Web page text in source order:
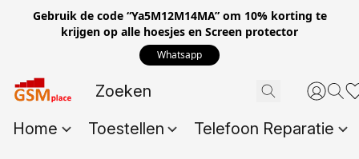
Gebruik de code “Ya5M12M14MA” om 10% korting te
krijgen op alle hoesjes en Screen protector
Whatsapp
Home Toestellen Telefoon Reparatie